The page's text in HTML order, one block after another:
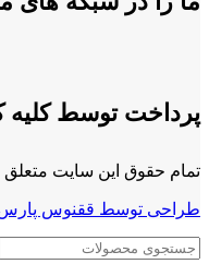
پرداخت توسط کلیه
تمام حقوق این سایت متعلق
طراحی توسط ققنوس